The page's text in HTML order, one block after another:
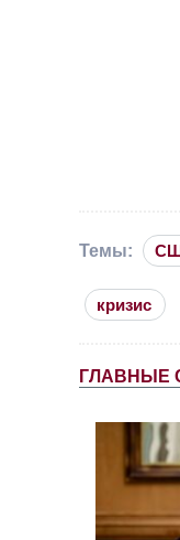
Темы:
кризис
ГЛАВНЫЕ